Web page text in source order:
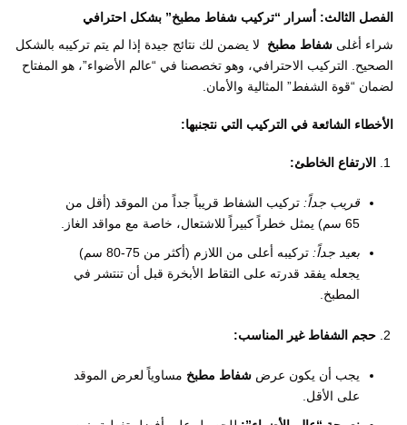
الفصل الثالث: أسرار “تركيب شفاط مطبخ” بشكل احترافي
شراء أغلى شفاط مطبخ لا يضمن لك نتائج جيدة إذا لم يتم تركيبه بالشكل
الصحيح. التركيب الاحترافي، وهو تخصصنا في “عالم الأضواء”، هو المفتاح
لضمان “قوة الشفط” المثالية والأمان.
الأخطاء الشائعة في التركيب التي نتجنبها:
الارتفاع الخاطئ:
قريب جداً: تركيب الشفاط قريباً جداً من الموقد (أقل من
65 سم) يمثل خطراً كبيراً للاشتعال، خاصة مع مواقد الغاز.
بعيد جداً:
تركيبه أعلى من اللازم (أكثر من 75-80 سم)
يجعله يفقد قدرته على التقاط الأبخرة قبل أن تنتشر في
المطبخ.
حجم الشفاط غير المناسب:
يجب أن يكون عرضشفاط مطبخ مساوياً لعرض الموقد
على الأقل.